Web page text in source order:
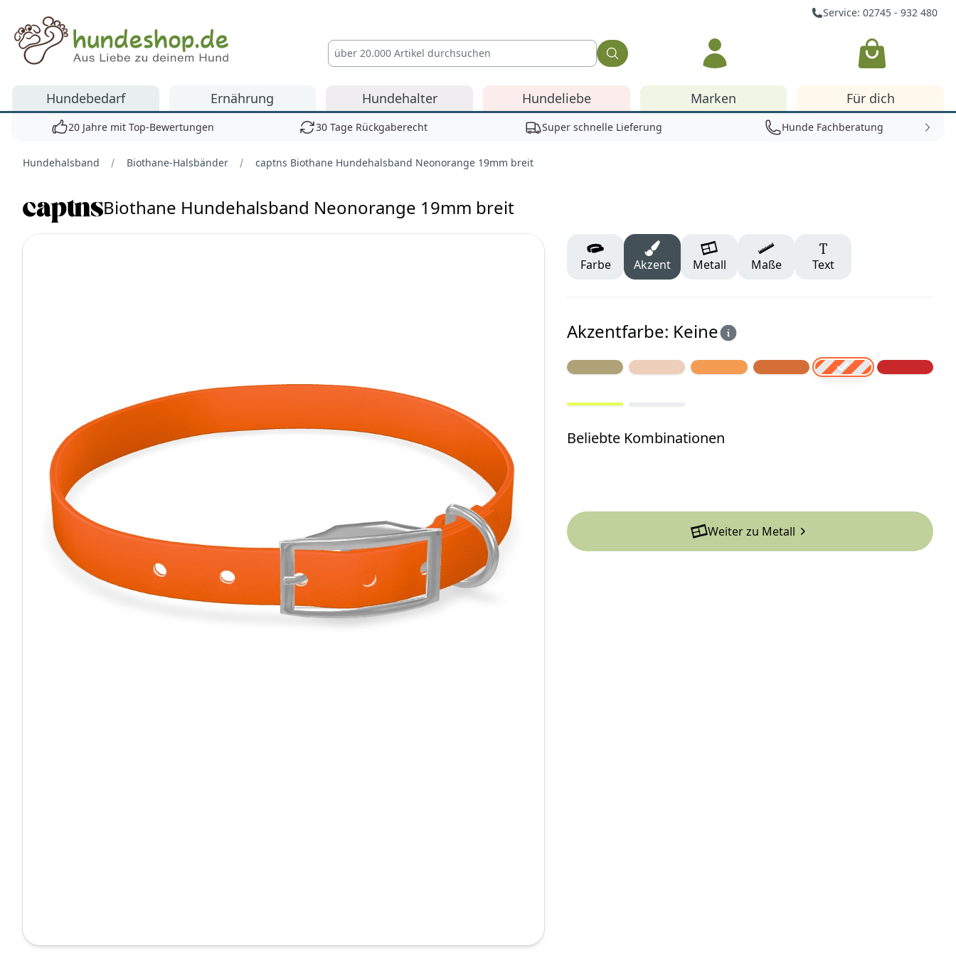
Service: 02745 - 932 480
Hundeshop.de
Warenkorb
Hundebedarf Ernährung Hundehalter Hundeliebe Marken Für dich
20 Jahre mit Top-Bewertungen 30 Tage Rückgaberecht Super schnelle Lieferung Hunde Fachberatung
Hundehalsband Biothane-Halsbänder captns Biothane Hundehalsband Neonorange 19mm breit
Biothane Hundehalsband Neonorange 19mm breit
Farbe Akzent Metall Maße Text
Akzentfarbe: Keine
Beliebte Kombinationen
Weiter zu Metall